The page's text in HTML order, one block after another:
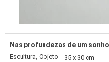
Nas profundezas de um sonho
Escultura, Objeto - 35 x 30 cm